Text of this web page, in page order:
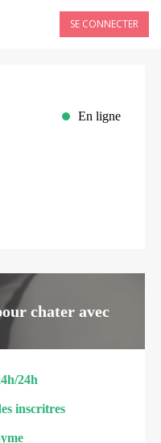
SE CONNECTER
En ligne
chater avec
24h
inscritres